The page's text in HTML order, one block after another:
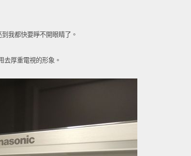
我都快要睜不開眼睛了。
去厚重電視的形象。